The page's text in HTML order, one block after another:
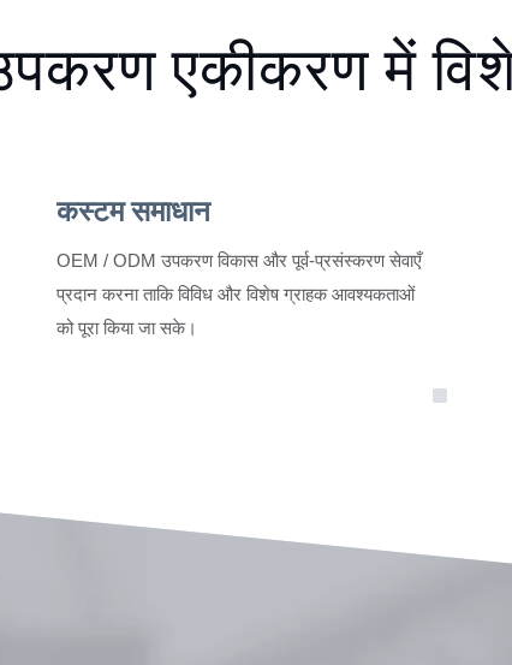
एकीकरण में
कस्टम समाधान
OEM / ODM उपकरण विकास और पूर्व-प्रसंस्करण सेवाएँ
प्रदान करना ताकि विविध और विशेष ग्राहक आवश्यकताओं
को पूरा किया जा सके।